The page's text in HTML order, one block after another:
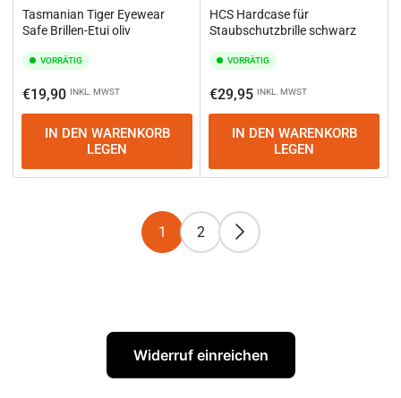
Tasmanian Tiger Eyewear
Safe Brillen-Etui oliv
VORRÄTIG
Normaler
Preis
€19,90 INKL. MWST
IN DEN WARENKORB
LEGEN
HCS Hardcase für
Staubschutzbrille schwarz
VORRÄTIG
Normaler
Preis
€29,95 INKL. MWST
IN DEN WARENKORB
LEGEN
1 2
Widerruf einreichen